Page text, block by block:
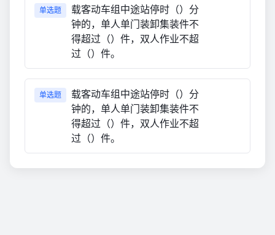
单选题
载客动车组中途站停时（）分
钟的，单人单门装卸集装件不
得超过（）件，双人作业不超
过（）件。
单选题
载客动车组中途站停时（）分
钟的，单人单门装卸集装件不
得超过（）件，双人作业不超
过（）件。